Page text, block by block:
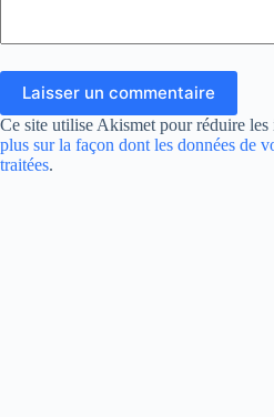
Laisser un commentaire
Ce site utilise Akismet pour réduire les
plus sur la façon dont les données de
traitées.